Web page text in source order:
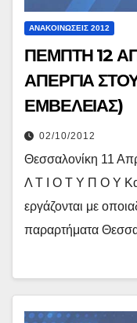
ΑΝΑΚΟΙΝΏΣΕΙΣ 2012
ΠΕΜΠΤΗ 12
ΑΠΕΡΓΙΑ
ΕΜΒΕΛΕΙΑΣ)
02/10/2012
Θεσσαλονίκη 11
Λ Τ Ι Ο Τ Υ Π Ο Υ
εργάζονται με
παραρτήματα